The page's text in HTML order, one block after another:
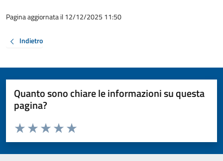
Pagina aggiornata il 12/12/2025 11:50
Indietro
Quanto sono chiare le informazioni su questa
pagina?
Valuta da 1 a 5 stelle la pagina
Valuta 5 stelle su 5
Valuta 4 stelle su 5
Valuta 3 stelle su 5
Valuta 2 stelle su 5
Valuta 1 stelle su 5